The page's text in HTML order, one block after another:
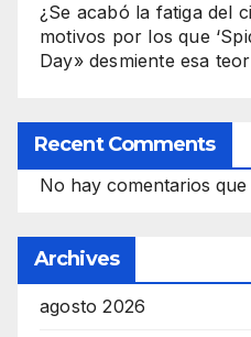
¿Se acabó la fatiga del
motivos por los que
Day» desmiente esa
Recent Comments
No hay comentarios que
Archives
agosto 2026